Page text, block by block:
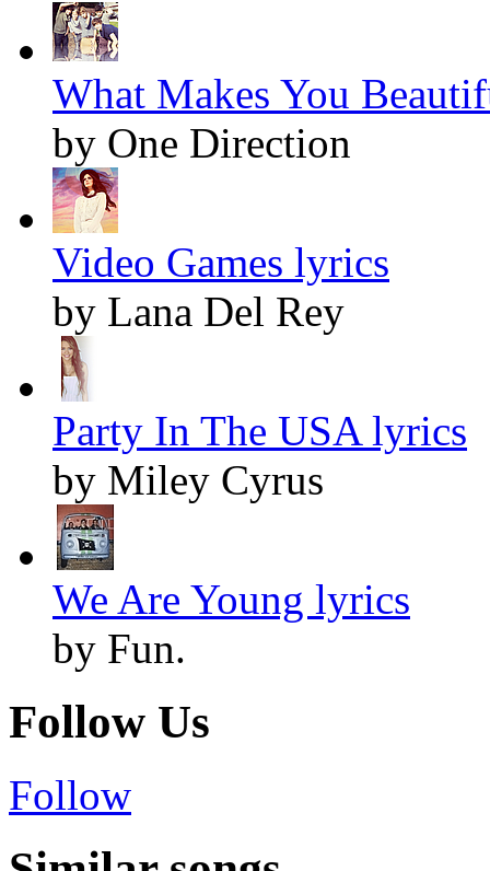
What Makes You
by One Direction
Video Games lyrics
by Lana Del Rey
Party In The USA lyrics
by Miley Cyrus
We Are Young lyrics
by Fun.
Follow Us
Follow